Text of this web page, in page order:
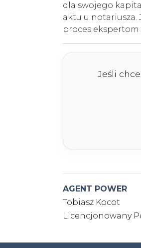
dla swojego
aktu u notariusza.
proces ekspertom
Jeśli
AGENT POWER
Tobiasz Kocot
Licencjonowany